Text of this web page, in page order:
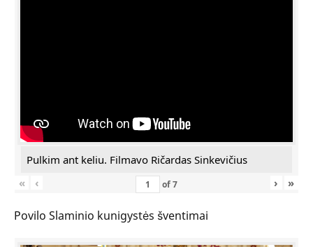
Pulkim ant keliu. Filmavo Ričardas Sinkevičius
«
‹ of7 › »
Povilo Slaminio kunigystės šventimai